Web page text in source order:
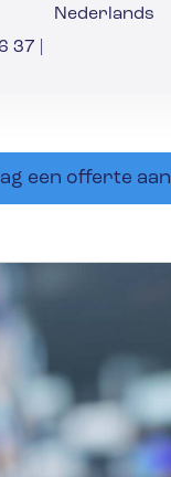
37 |
Nederlands
een offerte aan